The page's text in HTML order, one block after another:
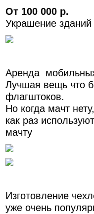
От 100 000 р.
Украшение
Аренда
Лучшая вещь что
флагштоков.
Но когда мачт
как раз
мачту
Изготовление
уже очень